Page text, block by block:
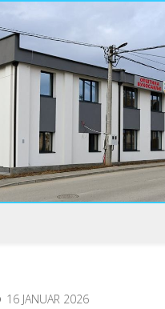
16 JANUAR 2026